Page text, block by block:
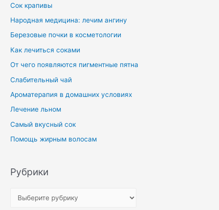
Сок крапивы
Народная медицина: лечим ангину
Березовые почки в косметологии
Как лечиться соками
От чего появляются пигментные пятна
Слабительный чай
Ароматерапия в домашних условиях
Лечение льном
Самый вкусный сок
Помощь жирным волосам
Рубрики